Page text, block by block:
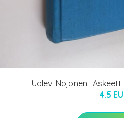
Uolevi Nojonen :
4.5